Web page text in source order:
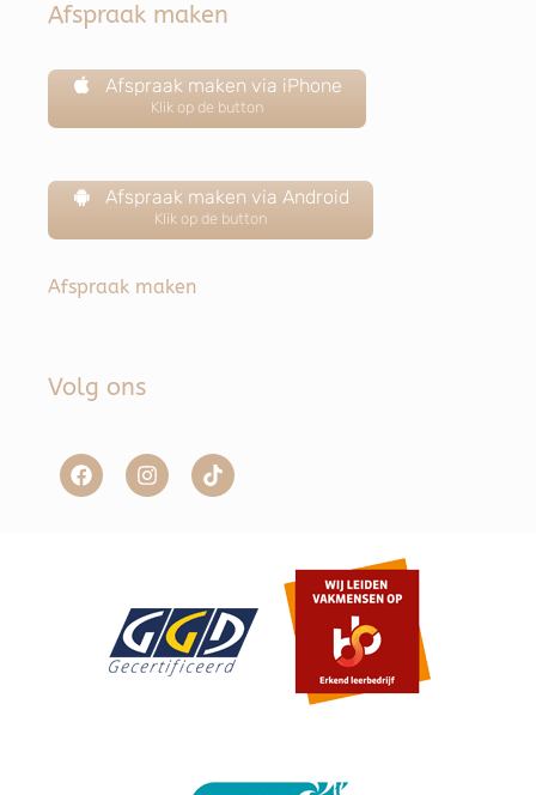
Afspraak maken
Afspraak maken via iPhone
Klik op de button
Afspraak maken via Android
Klik op de button
Afspraak maken
Volg ons